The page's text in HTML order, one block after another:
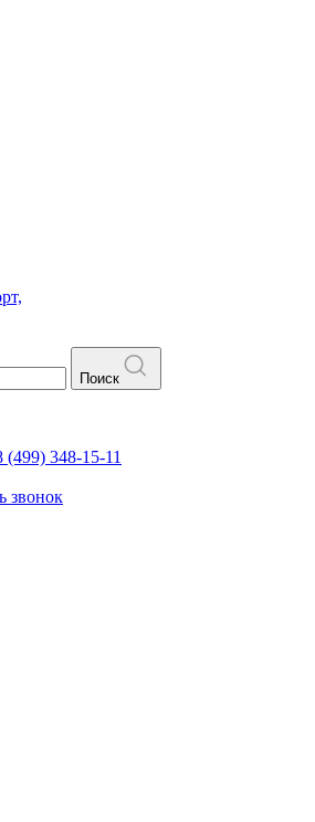
Поиск
(499) 348-15-11
звонок